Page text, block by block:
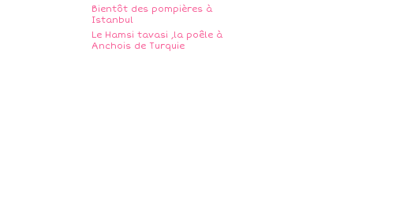
Bientôt des pompières à
Istanbul
Le Hamsi tavasi ,la poêle à
Anchois de Turquie